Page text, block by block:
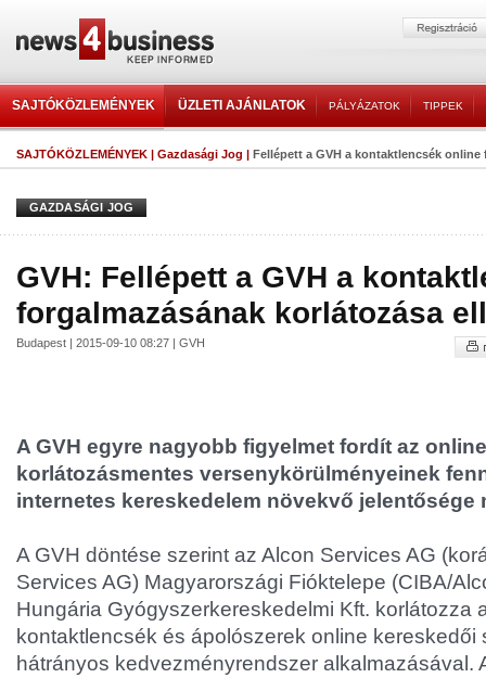
SAJTÓKÖZLEMÉNYEK ÜZLETI AJÁNLATOK PÁLYÁZATOK TIPPEK
SAJTÓKÖZLEMÉNYEK | Gazdasági Jog | Fellépett a GVH a kontaktlencsék online
GAZDASÁGI JOG
GVH: Fellépett a GVH a
forgalmazásának korlátozása
Budapest | 2015-09-10 08:27 | GVH
A GVH egyre nagyobb figyelmet fordít az
korlátozásmentes versenykörülményeinek
internetes kereskedelem növekvő jelentősége
A GVH döntése szerint az Alcon Services AG
Services AG) Magyarországi Fióktelepe (CIBA/
Hungária Gyógyszerkereskedelmi Kft. korlátozza
kontaktlencsék és ápolószerek online kereskedői
hátrányos kedvezményrendszer alkalmazásával.